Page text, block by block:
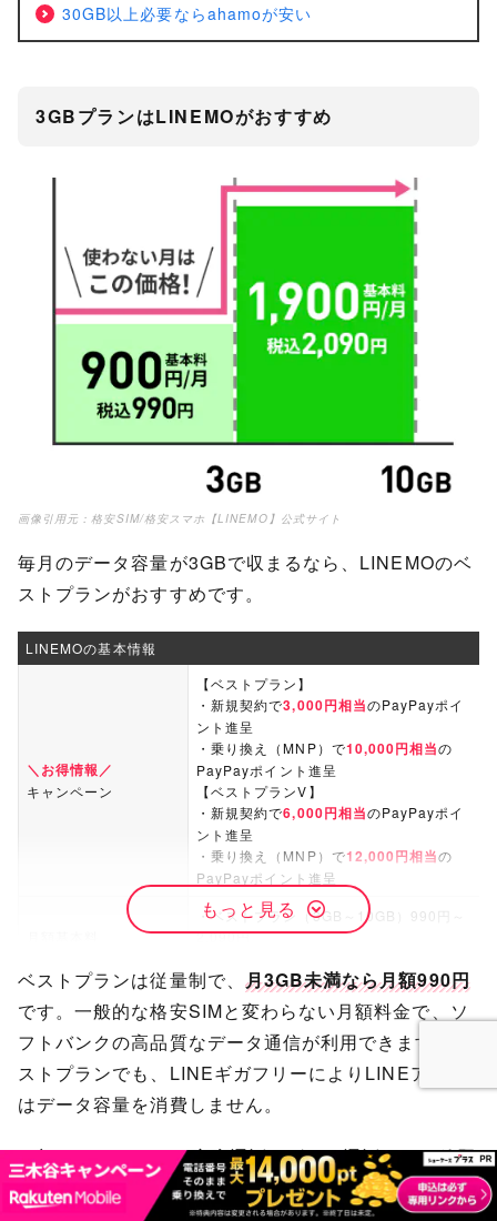
30GB以上必要ならahamoが安い
3GBプランはLINEMOがおすすめ
画像引用元：格安SIM/格安スマホ【LINEMO】公式サイト
毎月のデータ容量が3GBで収まるなら、LINEMOのベ
ストプランがおすすめです。
LINEMOの基本情報
＼お得情報／
キャンペーン
【ベストプラン】
・新規契約で3,000円相当のPayPayポイ
ント進呈
・乗り換え（MNP）で10,000円相当の
PayPayポイント進呈
【ベストプランV】
・新規契約で6,000円相当のPayPayポイ
ント進呈
・乗り換え（MNP）で12,000円相当の
PayPayポイント進呈
・ベストプラン（3GB～10GB）990円～
2,090円
平均速度
下り：107.05Mbps
上り：17.76Mbps
Ping値：37.23ms
測定件数：9,440件
速度制限時の通信速度
ベストプラン：最大300kbps
ベストプランV：最大1Mbps
音声通話
22円/30秒
※ベストプランVは国内通話5分以内/回は
無料
もっと見る
ベストプランは従量制で、 月3GB未満なら月額990円
です。一般的な格安SIMと変わらない月額料金で、ソ
フトバンクの高品質なデータ通信が利用できます。ベ
ストプランでも、LINEギガフリーによりLINEアプリ
はデータ容量を消費しません。
月額990円でLINEの音声通話やビデオ通話がかけ放題
と考えると、コスパはかなり良いと言えるでしょう。